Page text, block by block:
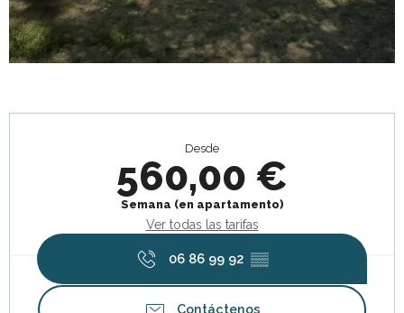
Desde
560,00 €
Semana (en apartamento)
Ver todas las tarifas
06 86 99 92 ▒▒
Contáctenos